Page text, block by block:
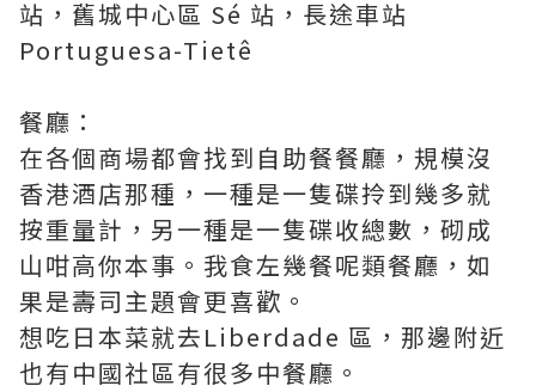
站，舊城中心區 Sé 站，長途車站
Portuguesa-Tietê
餐廳：
在各個商場都會找到自助餐餐廳，規模沒
香港酒店那種，一種是一隻碟拎到幾多就
按重量計，另一種是一隻碟收總數，砌成
山咁高你本事。我食左幾餐呢類餐廳，如
果是壽司主題會更喜歡。
想吃日本菜就去Liberdade 區，那邊附近
也有中國社區有很多中餐廳。